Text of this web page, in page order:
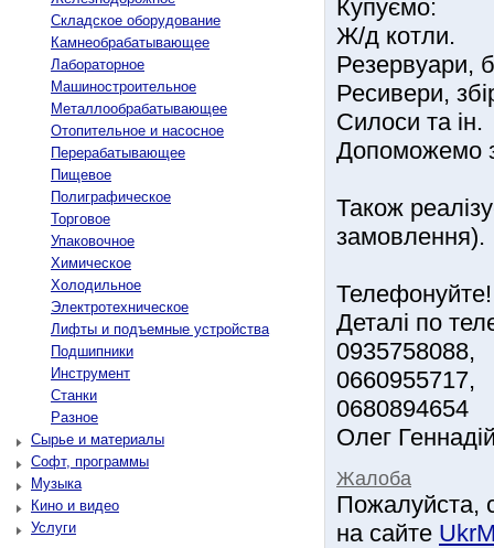
Складское оборудование
Камнеобрабатывающее
Лабораторное
Машиностроительное
Металлообрабатывающее
Отопительное и насосное
Перерабатывающее
Пищевое
Полиграфическое
Торговое
Упаковочное
Химическое
Холодильное
Электротехническое
Лифты и подъемные устройства
Подшипники
Инструмент
Станки
Разное
Сырье и материалы
Софт, программы
Музыка
Кино и видео
Услуги
Купуємо:
Ж/д котли.
Резервуари,
Ресивери,
Силоси та ін.
Допоможемо
Також
замовлення).
Телефонуйте!
Деталі по
0935758088,
0660955717,
0680894654
Олег
Жалоба
Пожалуйста,
на сайте